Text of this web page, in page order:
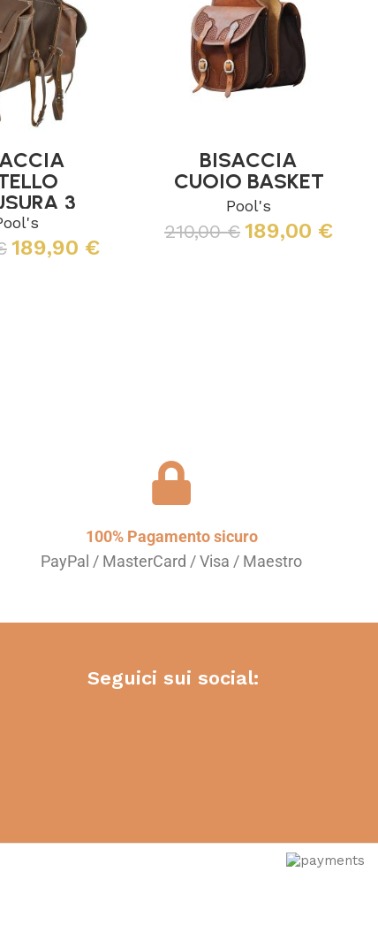
3
189,90 €
BISACCIA
CUOIO BASKET
Pool's
210,00€ 189,00 €
100% Pagamento sicuro
PayPal / MasterCard / Visa / Maestro
Seguici sui social: